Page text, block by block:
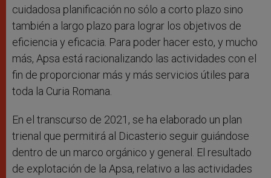
cuidadosa planificación no sólo a corto plazo sino
también a largo plazo para lograr los objetivos de
eficiencia y eficacia. Para poder hacer esto, y mucho
más, Apsa está racionalizando las actividades con el
fin de proporcionar más y más servicios útiles para
toda la Curia Romana.
En el transcurso de 2021, se ha elaborado un plan
trienal que permitirá al Dicasterio seguir guiándose
dentro de un marco orgánico y general. El resultado
de explotación de la Apsa, relativo a las actividades